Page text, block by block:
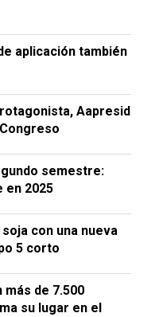
aplicación también
Aapresid
semestre:
en 2025
con una nueva
5 corto
de 7.500
su lugar en el